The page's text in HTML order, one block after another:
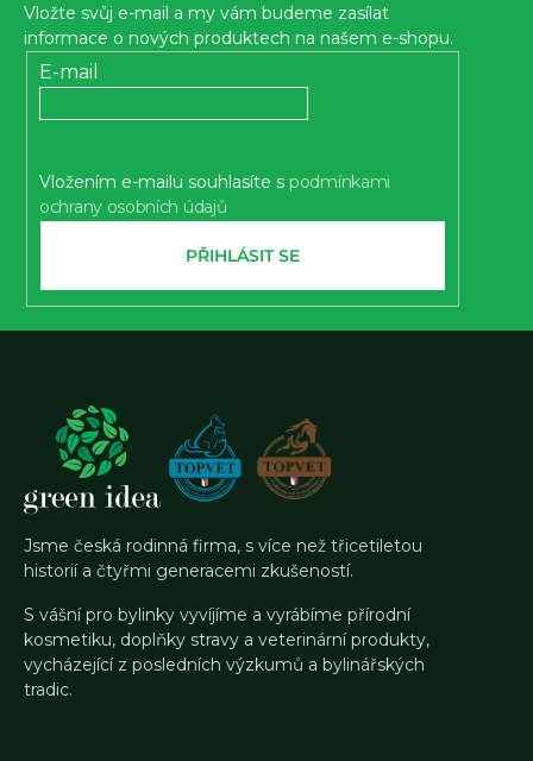
Vložte svůj e-mail a my vám budeme zasílat
informace o nových produktech na našem e-shopu.
E-mail
Vložením e-mailu souhlasíte s podmínkami
ochrany osobních údajů
PŘIHLÁSIT SE
Jsme česká rodinná firma, s více než třicetiletou
historií a čtyřmi generacemi zkušeností.
S vášní pro bylinky vyvíjíme a vyrábíme přírodní
kosmetiku, doplňky stravy a veterinární produkty,
vycházející z posledních výzkumů a bylinářských
tradic.